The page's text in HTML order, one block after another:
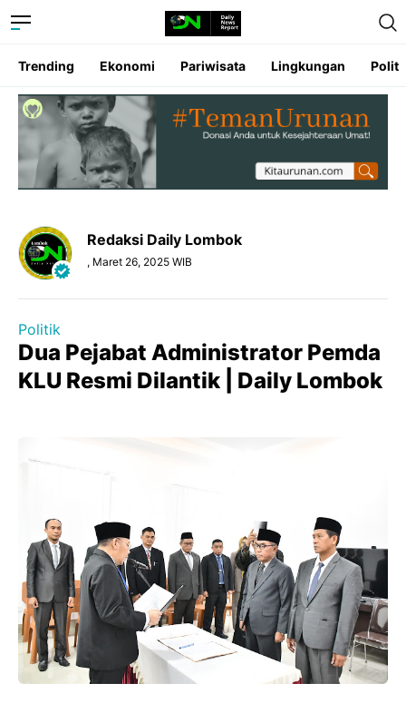
Trending Ekonomi Pariwisata Lingkungan
Redaksi Daily Lombok
, Maret 26, 2025 WIB
Politik
Dua Pejabat Administrator Pemda
KLU Resmi Dilantik | Daily Lombok